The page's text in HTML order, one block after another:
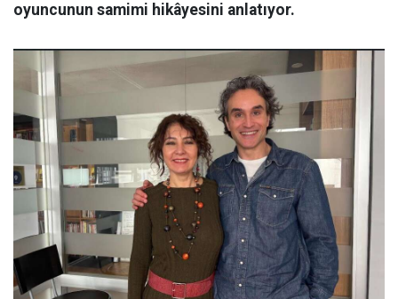
oyuncunun samimi hikâyesini anlatıyor.